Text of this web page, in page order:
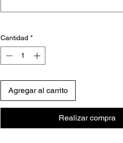
Cantidad *
Agregar al carrito
Realizar compra